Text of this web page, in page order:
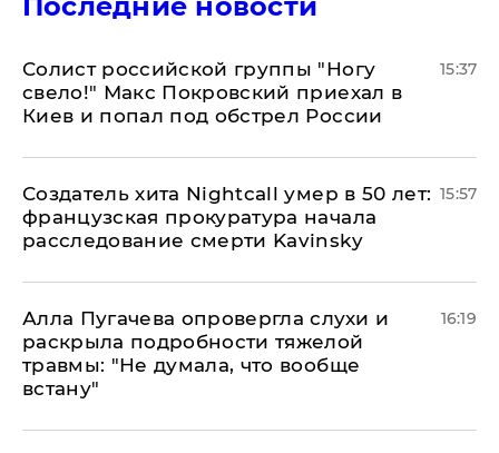
Солист российской группы "Ногу
свело!" Макс Покровский приехал в
Киев и попал под обстрел России
15:37
Создатель хита Nightcall умер в 50 лет:
французская прокуратура начала
расследование смерти Kavinsky
15:57
Алла Пугачева опровергла слухи и
раскрыла подробности тяжелой
травмы: "Не думала, что вообще
встану"
16:19